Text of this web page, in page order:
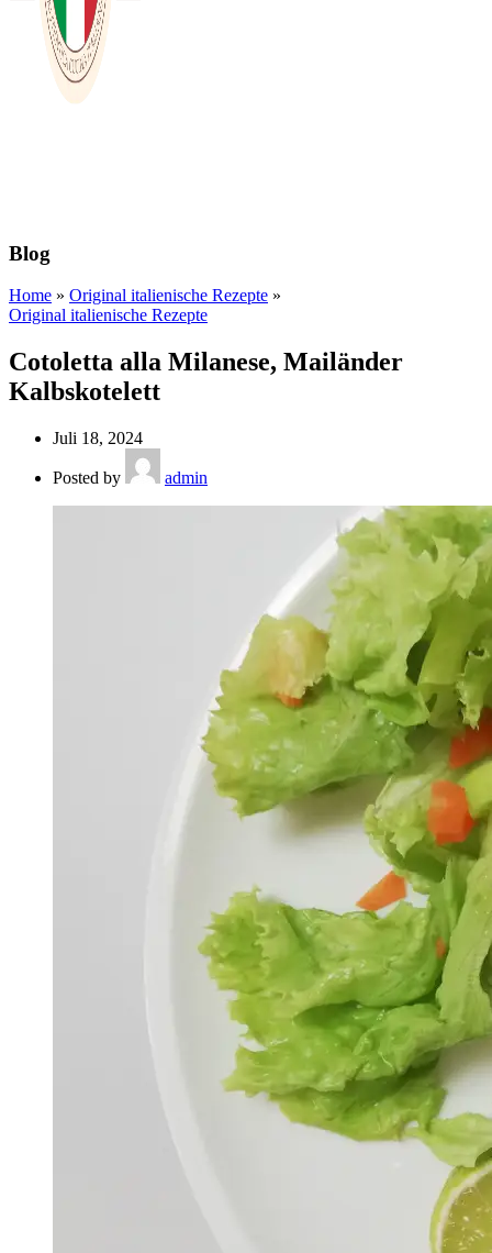
Blog
Home » Original italienische Rezepte »
Original italienische Rezepte
Cotoletta alla Milanese, Mailänder
Kalbskotelett
Juli 18, 2024
Posted by admin